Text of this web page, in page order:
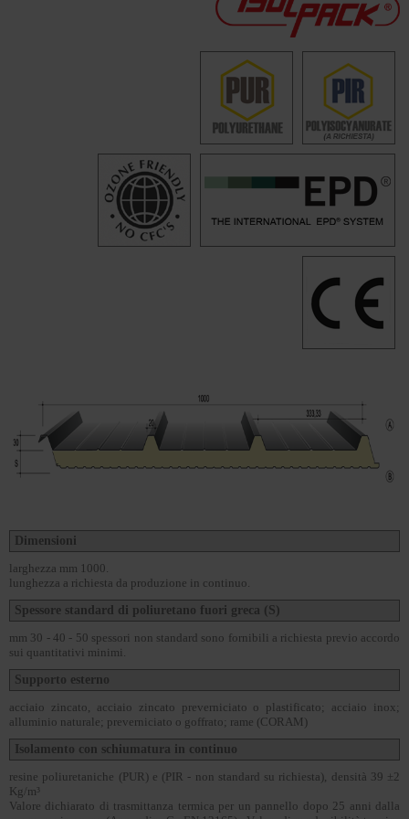
Dimensioni
larghezza mm 1000.
lunghezza a richiesta da produzione in continuo.
Spessore standard di poliuretano fuori greca (S)
mm 30 - 40 - 50 spessori non standard sono fornibili a richiesta previo accordo
sui quantitativi minimi.
Supporto esterno
acciaio zincato, acciaio zincato preverniciato o plastificato; acciaio inox;
alluminio naturale; preverniciato o goffrato; rame (CORAM)
Isolamento con schiumatura in continuo
resine poliuretaniche (PUR) e (PIR - non standard su richiesta), densità 39 ±2
Kg/m³
Valore dichiarato di trasmittanza termica per un pannello dopo 25 anni dalla